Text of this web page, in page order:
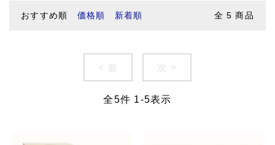
おすすめ順 価格順 新着順 全 5 商品
< 前 次 >
全5件 1-5表示